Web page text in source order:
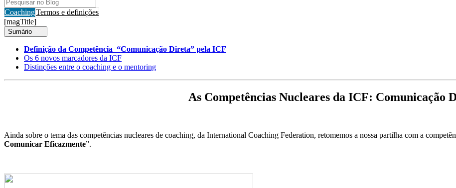
CoachingTermos e definições
[magTitle]
Sumário
Definição da Competência “Comunicação Direta” pela ICF
Os 6 novos marcadores da ICF
Distinções entre o coaching e o mentoring
As Competências Nucleares da ICF: Comunicação
Ainda sobre o tema das competências nucleares de coaching, da International Coaching Federation, retomemos a nossa partilha com a
Comunicar Eficazmente”.